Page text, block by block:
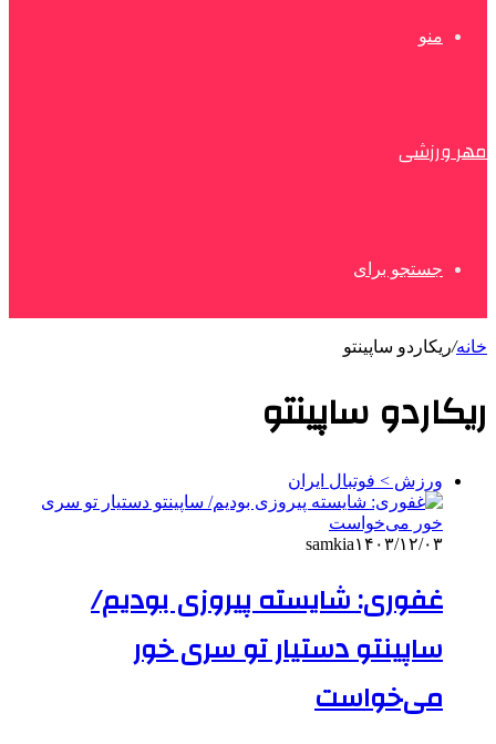
منو
مهر ورزشی
جستجو برای
خانه/ریکاردو ساپینتو
ریکاردو ساپینتو
ورزش > فوتبال ایران
samkia۱۴۰۳/۱۲/۰۳
غفوری: شایسته پیروزی بودیم/
ساپینتو دستیار تو سری خور
می‌خواست